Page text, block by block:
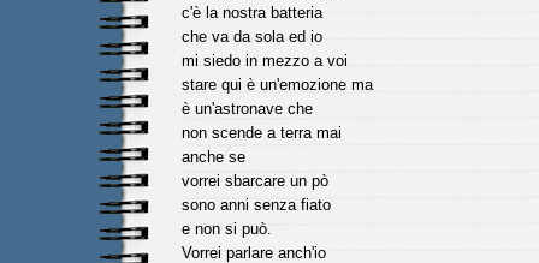
c'è la nostra batteria
che va da sola ed io
mi siedo in mezzo a voi
stare qui è un'emozione ma
è un'astronave che
non scende a terra mai
anche se
vorrei sbarcare un pò
sono anni senza fiato
e non si può.
Vorrei parlare anch'io